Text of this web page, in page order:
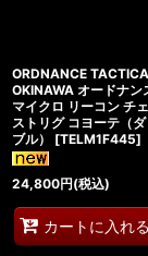
ORDNANCE
OKINAWA オードナン
マイクロ リーコン チェ
ストリグ コヨーテ（ダ
ブル）
[TELM1F445]
24,800円(税込)
カートに入れる